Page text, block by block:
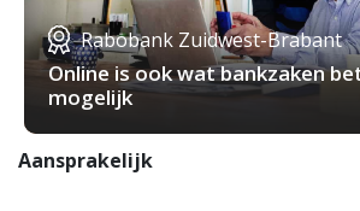
Rabobank Zuidwest-Brabant
Online is ook wat bankzaken
mogelijk
Aansprakelijk